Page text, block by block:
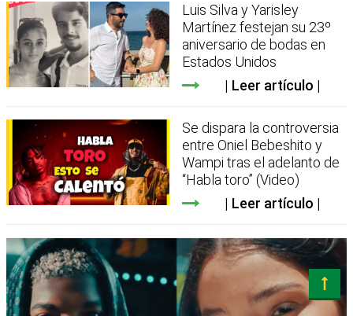
Luis Silva y Yarisley
Martínez festejan su 23º
aniversario de bodas en
Estados Unidos
Leer artículo
Se dispara la controversia
entre Oniel Bebeshito y
Wampi tras el adelanto de
“Habla toro” (Video)
Leer artículo